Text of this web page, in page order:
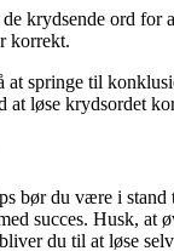
krydsende ord for
korrekt.
springe til
løse krydsordet
bør du være i stand
succes. Husk, at
du til at løse